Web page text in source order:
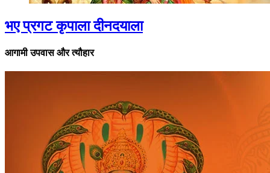
भए प्रगट कृपाला दीनदयाला
आगामी उपवास और त्यौहार